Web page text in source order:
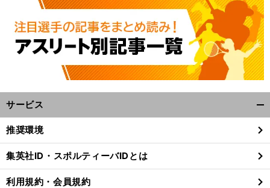
サービス
閉
る
推奨環境
集英社ID・スポルティーバIDとは
利用規約・会員規約